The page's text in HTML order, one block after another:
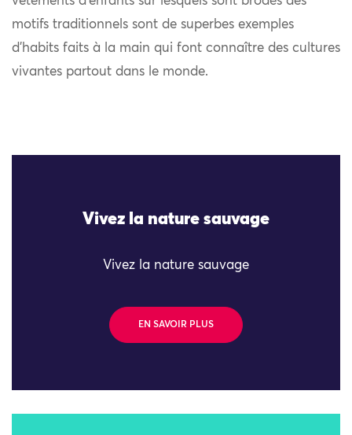
motifs traditionnels sont de superbes exemples
d’habits faits à la main qui font connaître des cultures
vivantes partout dans le monde.
Vivez la nature sauvage
Vivez la nature sauvage
EN SAVOIR PLUS